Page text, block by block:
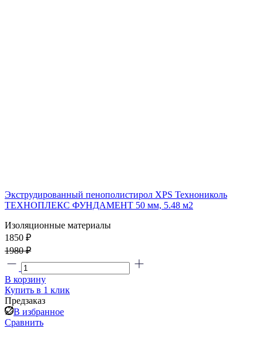
Экструдированный пенополистирол XPS Технониколь
ТЕХНОПЛЕКС ФУНДАМЕНТ 50 мм, 5.48 м2
Изоляционные материалы
1850 ₽
1980 ₽
В корзину
Купить в 1 клик
Предзаказ
В избранное
Сравнить